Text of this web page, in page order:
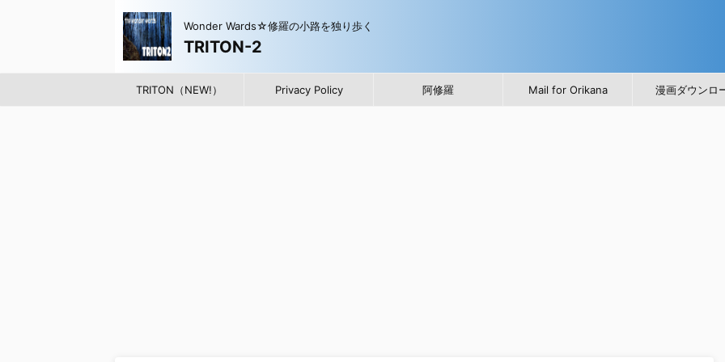
Wonder Wards☆修羅の小路を独り歩く
TRITON-2
TRITON（NEW!） Privacy Policy 阿修羅 Mail for Orikana 漫画ダウンロ